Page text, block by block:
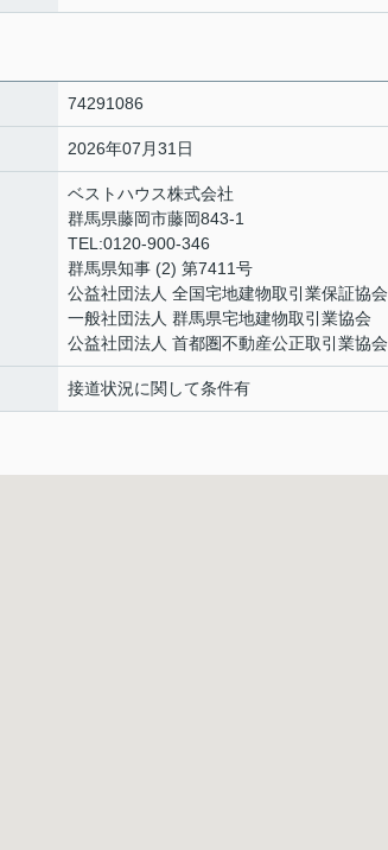
74291086
2026年07月31日
ベストハウス株式会社
群馬県藤岡市藤岡843-1
TEL:0120-900-346
群馬県知事 (2) 第7411号
公益社団法人 全国宅地建物取引業保証協会
一般社団法人 群馬県宅地建物取引業協会
公益社団法人 首都圏不動産公正取引業協会
接道状況に関して条件有